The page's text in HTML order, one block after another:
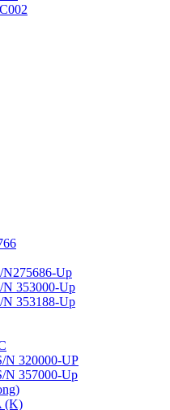
Up
353000-Up
353188-Up
N 320000-UP
N 357000-Up
(K)